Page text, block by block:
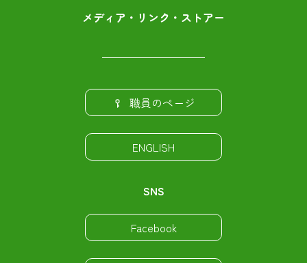
メディア・リンク・ストアー
職員のページ
ENGLISH
SNS
Facebook